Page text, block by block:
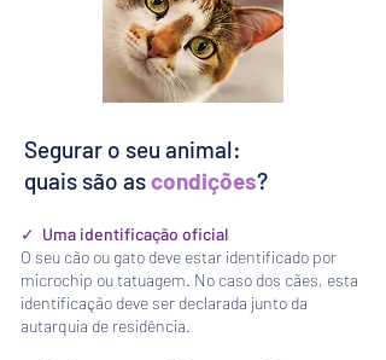
Segurar o seu animal:
quais são ascondições?
✓ Uma identificação oficial
O seu cão ou gato deve estar identificado por
microchip ou tatuagem. No caso dos cães, esta
identificação deve ser declarada junto da
autarquia de residência.